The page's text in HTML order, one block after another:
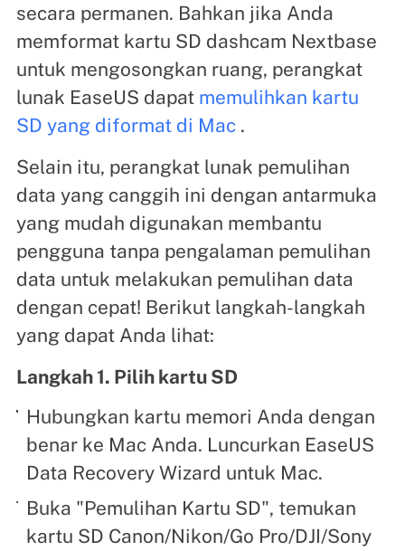
secara permanen. Bahkan jika Anda
memformat kartu SD dashcam Nextbase
untuk mengosongkan ruang, perangkat
lunak EaseUS dapat memulihkan kartu
SD yang diformat di Mac.
Selain itu, perangkat lunak pemulihan
data yang canggih ini dengan antarmuka
yang mudah digunakan membantu
pengguna tanpa pengalaman pemulihan
data untuk melakukan pemulihan data
dengan cepat! Berikut langkah-langkah
yang dapat Anda lihat:
Langkah 1. Pilih kartu SD
Hubungkan kartu memori Anda dengan
benar ke Mac Anda. Luncurkan EaseUS
Data Recovery Wizard untuk Mac.
Buka "Pemulihan Kartu SD", temukan
kartu SD Canon/Nikon/Go Pro/DJI/Sony